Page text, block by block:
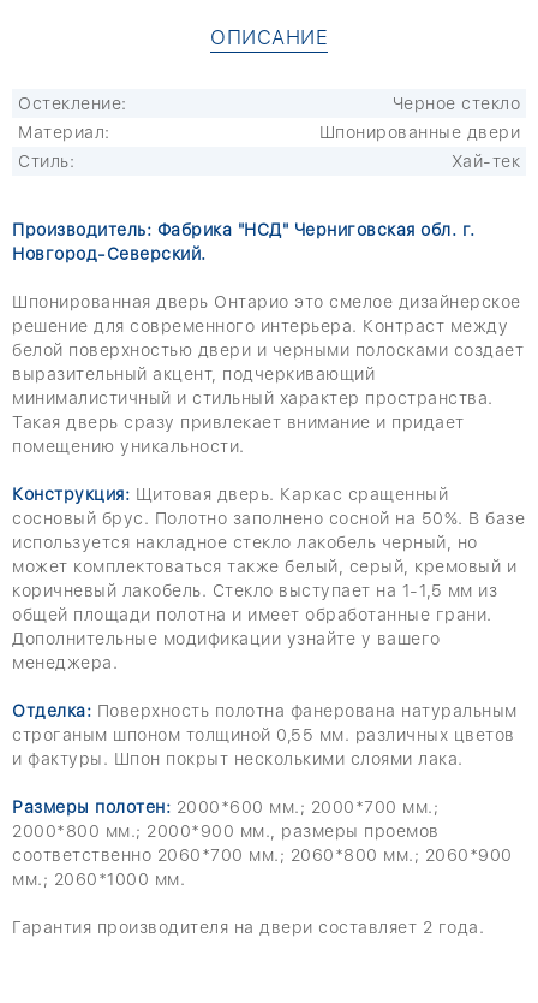
ОПИСАНИЕ
Остекление:
Черное стекло
Материал:
Шпонированные двери
Стиль:
Хай-тек
Производитель: Фабрика "НСД" Черниговская обл. г.
Новгород-Северский.
Шпонированная дверь Онтарио это смелое дизайнерское
решение для современного интерьера. Контраст между
белой поверхностью двери и черными полосками создает
выразительный акцент, подчеркивающий
минималистичный и стильный характер пространства.
Такая дверь сразу привлекает внимание и придает
помещению уникальности.
Конструкция: Щитовая дверь. Каркас сращенный
сосновый брус. Полотно заполнено сосной на 50%. В базе
используется накладное стекло лакобель черный, но
может комплектоваться также белый, серый, кремовый и
коричневый лакобель. Стекло выступает на 1-1,5 мм из
общей площади полотна и имеет обработанные грани.
Дополнительные модификации узнайте у вашего
менеджера.
Отделка: Поверхность полотна фанерована натуральным
строганым шпоном толщиной 0,55 мм. различных цветов
и фактуры. Шпон покрыт несколькими слоями лака.
Размеры полотен: 2000*600 мм.; 2000*700 мм.;
2000*800 мм.; 2000*900 мм., размеры проемов
соответственно 2060*700 мм.; 2060*800 мм.; 2060*900
мм.; 2060*1000 мм.
Гарантия производителя на двери составляет 2 года.